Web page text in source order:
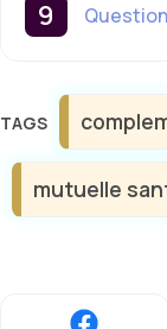
Étiquettes
mutuelle